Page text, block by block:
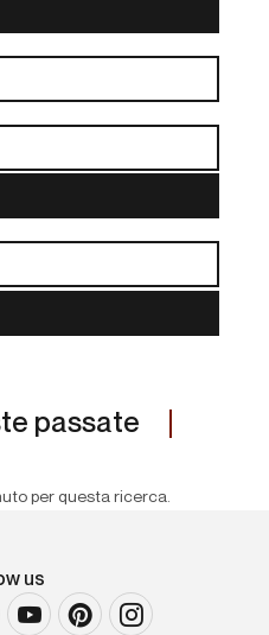
passate
per questa ricerca.
us